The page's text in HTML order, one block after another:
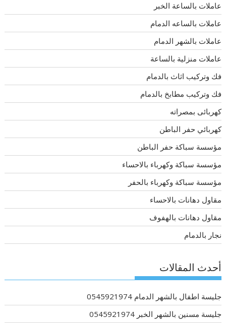
عاملات بالساعة الخبر
عاملات بالساعه الدمام
عاملات بالشهر الدمام
عاملات منزلية بالساعة
فك وتركيب اثاث بالدمام
فك وتركيب مطابخ بالدمام
كهربائى بمصراته
كهربائي حفر الباطن
مؤسسة سباكة حفر الباطن
مؤسسة سباكة وكهرباء بالاحساء
مؤسسة سباكة وكهرباء بالحفر
مقاول دهانات بالاحساء
مقاول دهانات بالهفوف
نجار بالدمام
أحدث المقالات
جليسة اطفال بالشهر الدمام 0545921974
جليسة مسنين بالشهر الخبر 0545921974